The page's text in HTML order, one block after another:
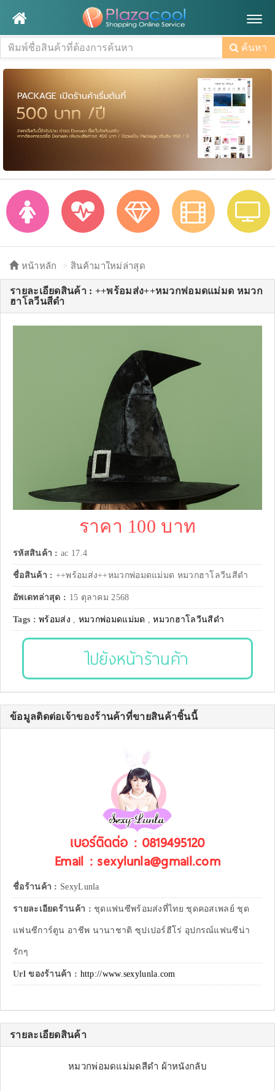
ค้นหา
หน้าหลัก สินค้ามาใหม่ล่าสุด
รายละเอียดสินค้า : ++พร้อมส่ง++หมวกพ่อมดแม่มด หมวก
ฮาโลวีนสีดำ
ราคา 100 บาท
รหัสสินค้า : ac 17.4
ชื่อสินค้า : ++พร้อมส่ง++หมวกพ่อมดแม่มด หมวกฮาโลวีนสีดำ
อัพเดทล่าสุด : 15 ตุลาคม 2568
Tags :พร้อมส่ง , หมวกพ่อมดแม่มด ,หมวกฮาโลวีนสีดำ
ไปยังหน้าร้านค้า
ข้อมูลติดต่อเจ้าของร้านค้าที่ขายสินค้าชิ้นนี้
เบอร์ติดต่อ : 0819495120
Email : sexylunla@gmail.com
ชื่อร้านค้า : SexyLunla
รายละเอียดร้านค้า : ชุดแฟนซีพร้อมส่งที่ไทย ชุดคอสเพลย์ ชุด
แฟนซีการ์ตูน อาชีพ นานาชาติ ซุปเปอร์ฮีโร่ อุปกรณ์แฟนซีน่า
รักๆ
Url ของร้านค้า : http://www.sexylunla.com
รายละเอียดสินค้า
หมวกพ่อมดแม่มดสีดำ ผ้าหนังกลับ